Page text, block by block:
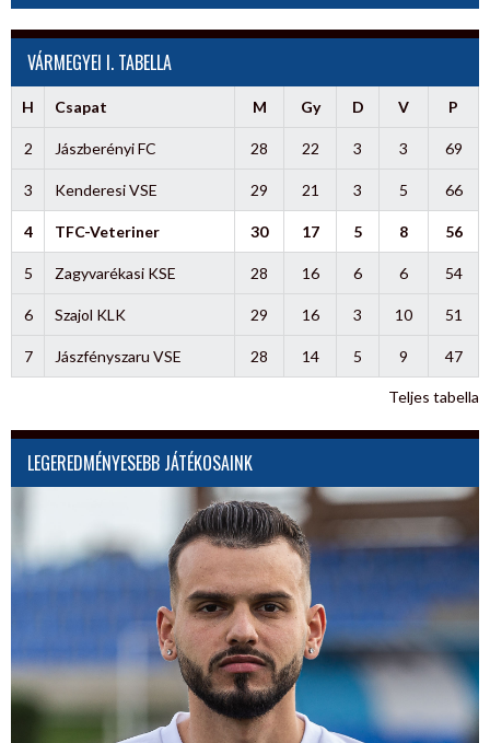
VÁRMEGYEI I. TABELLA
H Csapat M Gy D V P
2 Jászberényi FC 28 22 3 3 69
3 Kenderesi VSE 29 21 3 5 66
4 TFC-Veteriner 30 17 5 8 56
5 Zagyvarékasi KSE 28 16 6 6 54
6 Szajol KLK 29 16 3 10 51
7 Jászfényszaru VSE 28 14 5 9 47
Teljes tabella
LEGEREDMÉNYESEBB JÁTÉKOSAINK